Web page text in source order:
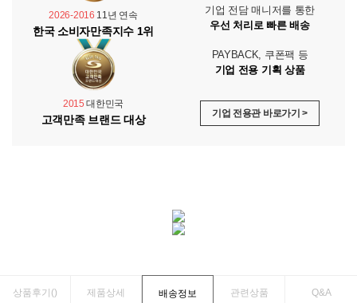
2026-2016 11년 연속
한국 소비자만족지수 1위
2015 대한민국
고객만족 브랜드 대상
기업 전담 매니저를 통한
우선 처리로 빠른 배송
PAYBACK, 쿠폰팩 등
기업 전용 기획 상품
기업 전용관 바로가기 >
상품후기() 제품상세 배송정보 관련상품 Q&A